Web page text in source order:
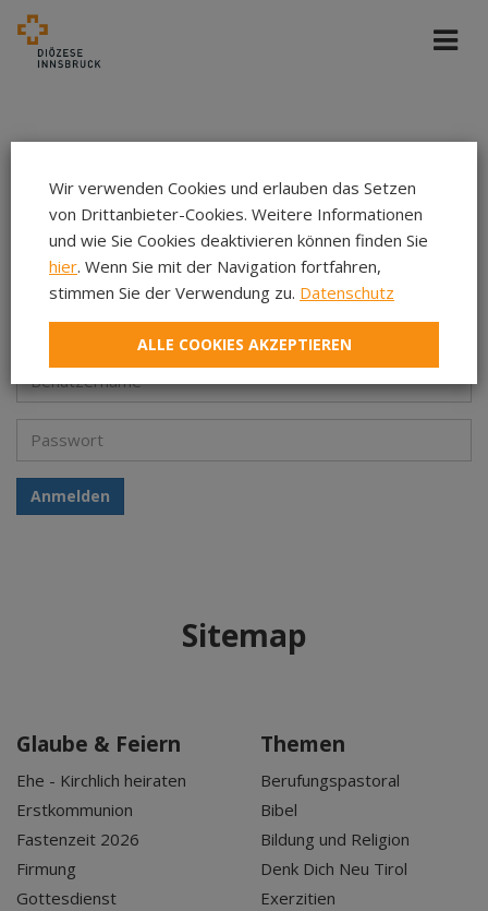
Login
Redaktionssystem
Dieser Zugang führt zum Redaktionssystem der Website.
Anmelden
Sitemap
Glaube & Feiern
Ehe - Kirchlich heiraten
Erstkommunion
Fastenzeit 2026
Firmung
Gottesdienst
Themen
Berufungspastoral
Bibel
Bildung und Religion
Denk Dich Neu Tirol
Exerzitien
Wir verwenden Cookies und erlauben das Setzen
von Drittanbieter-Cookies. Weitere Informationen
und wie Sie Cookies deaktivieren können finden Sie
hier. Wenn Sie mit der Navigation fortfahren,
stimmen Sie der Verwendung zu. Datenschutz
ALLE COOKIES AKZEPTIEREN